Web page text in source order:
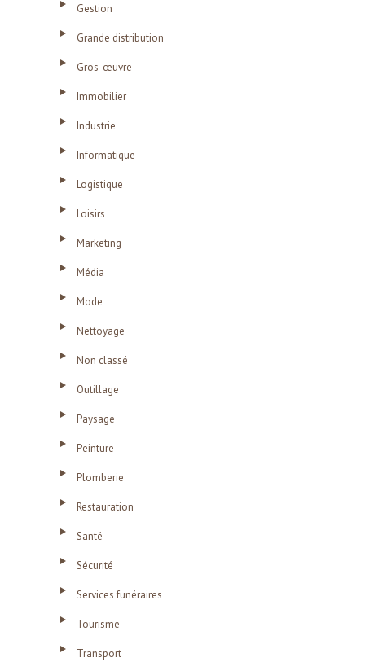
Gestion
Grande distribution
Gros-œuvre
Immobilier
Industrie
Informatique
Logistique
Loisirs
Marketing
Média
Mode
Nettoyage
Non classé
Outillage
Paysage
Peinture
Plomberie
Restauration
Santé
Sécurité
Services funéraires
Tourisme
Transport